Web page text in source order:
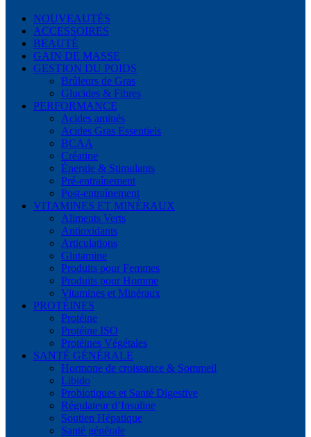
NOUVEAUTÉS
ACCESSOIRES
BEAUTÉ
GAIN DE MASSE
GESTION DU POIDS
Brûleurs de Gras
Glucides & Fibres
PERFORMANCE
Acides aminés
Acides Gras Essentiels
BCAA
Créatine
Énergie & Stimulants
Pré-entraînement
Post-entraînement
VITAMINES ET MINÉRAUX
Aliments Verts
Antioxidants
Articulations
Glutamine
Produits pour Femmes
Produits pour Homme
Vitamines et Minéraux
PROTÉINES
Protéine
Protéine ISO
Protéines Végétales
SANTÉ GÉNÉRALE
Hormone de croissance & Sommeil
Libido
Probiotiques et Santé Digestive
Régulateur d’Insuline
Soutien Hépatique
Santé générale